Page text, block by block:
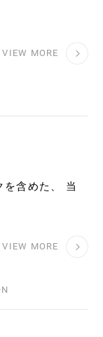
VIEW MORE
含めた、
当
VIEW MORE